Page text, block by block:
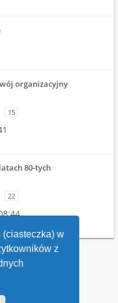
w
z
organizacyjny
15
80-tych
22